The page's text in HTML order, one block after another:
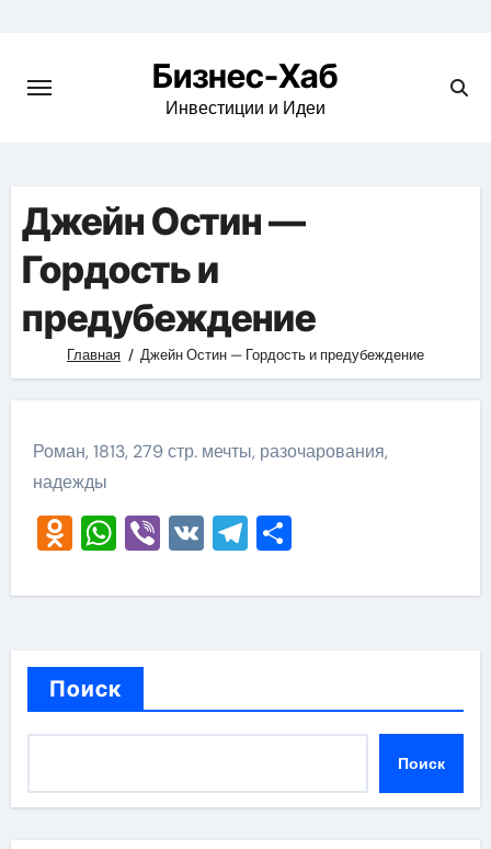
content
Бизнес-Хаб
Инвестиции и Идеи
Джейн Остин —
Гордость и
предубеждение
Главная Джейн Остин — Гордость и предубеждение
Роман, 1813, 279 стр. мечты, разочарования,
надежды
Odnoklassniki
WhatsApp
Viber
VKTelegram
Отправить
Поиск
Поиск